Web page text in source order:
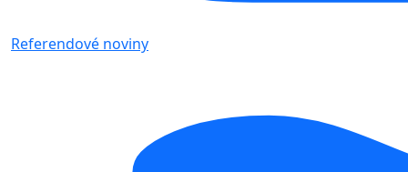
Referendové noviny